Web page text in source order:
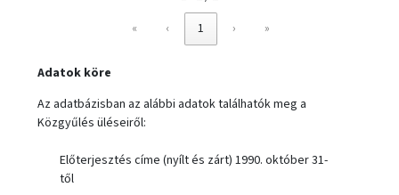
«
‹ 1 › »
Adatok köre
Az adatbázisban az alábbi adatok találhatók meg a
Közgyűlés üléseiről:
Előterjesztés címe (nyílt és zárt) 1990. október 31-
től